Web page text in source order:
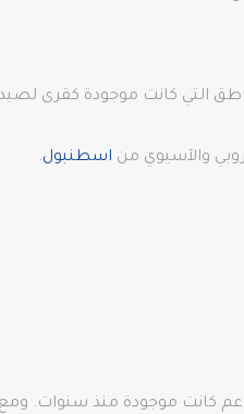
التي كانت موجودة كقرى
والآسيوي من اسطنبول.
على 20 عنوانًا. معظم هذه المطاعم